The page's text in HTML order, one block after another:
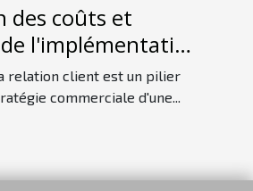
des coûts et
l'implémentation
votre
relation client est un pilier
commerciale d'une...